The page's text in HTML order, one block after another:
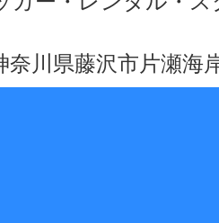
奈川県藤沢市片瀬海